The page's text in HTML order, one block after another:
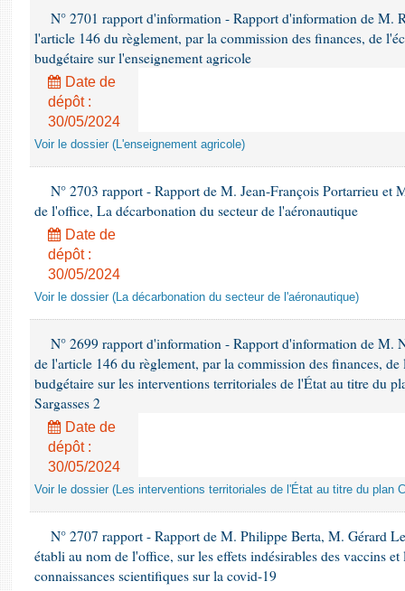
N° 2701 rapport d'information - Rapport d'information de M.
l'article 146 du règlement, par la commission des finances, de
budgétaire sur l'enseignement agricole
Date de
dépôt :
30/05/2024
Voir le dossier (L'enseignement agricole)
N° 2703 rapport - Rapport de M. Jean-François Portarrieu et
de l'office, La décarbonation du secteur de l'aéronautique
Date de
dépôt :
30/05/2024
Voir le dossier (La décarbonation du secteur de l'aéronautique)
N° 2699 rapport d'information - Rapport d'information de M.
de l'article 146 du règlement, par la commission des finances,
budgétaire sur les interventions territoriales de l'État au titre du
Sargasses 2
Date de
dépôt :
30/05/2024
Voir le dossier (Les interventions territoriales de l'État au titre du plan
N° 2707 rapport - Rapport de M. Philippe Berta, M. Gérard
établi au nom de l'office, sur les effets indésirables des vaccins
connaissances scientifiques sur la covid-19